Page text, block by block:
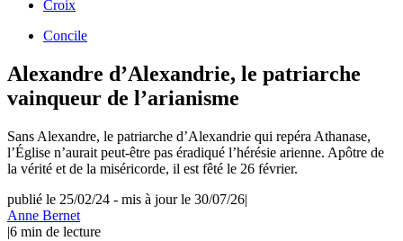
Croix
Concile
Alexandre d’Alexandrie, le patriarche
vainqueur de l’arianisme
Sans Alexandre, le patriarche d’Alexandrie qui repéra Athanase,
l’Église n’aurait peut-être pas éradiqué l’hérésie arienne. Apôtre de
la vérité et de la miséricorde, il est fêté le 26 février.
publié le 25/02/24 - mis à jour le 30/07/26|
Anne Bernet
|6 min de lecture